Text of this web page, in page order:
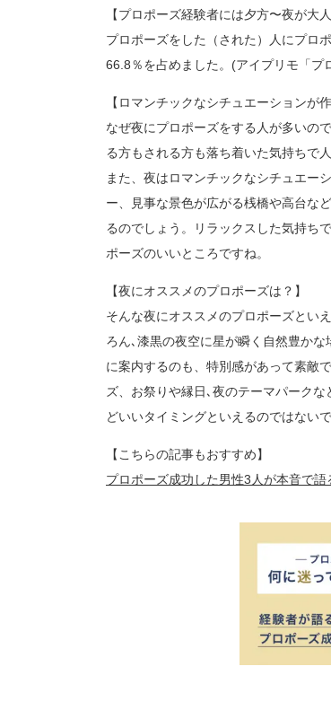
【プロポーズ経験者には夕方〜夜が大人
プロポーズをした（された）人にプロ
66.8％を占めました。(アイプリモ「プ
【ロマンチックなシチュエーションが
なぜ夜にプロポーズをする人が多いの
る方もされる方も落ち着いた気持ちで
また、夜はロマンチックなシチュエー
ー、見事な景色が広がる桟橋や高台な
るのでしょう。リラックスした気持ち
ポーズのいいところですね。
【夜にオススメのプロポーズは？】
そんな夜にオススメのプロポーズとい
ろん､漆黒の夜空に星が瞬く自然豊か
に案内するのも、特別感があって素敵
ズ、お祭りや縁日､夜のテーマパーク
どいいタイミングといえるのではないで
【こちらの記事もおすすめ】
プロポーズ成功した男性3人が本音で